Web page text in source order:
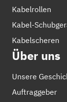
Kabelrollen
Kabel-
Kabelscheren
Über uns
Unsere
Auftraggeber